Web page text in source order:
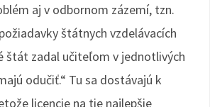
aj v odbornom zázemí, tzn.
štátnych vzdelávacích
štát zadal učiteľom v jednotlivých
odučiť.“ Tu sa dostávajú k
licencie na tie najlepšie